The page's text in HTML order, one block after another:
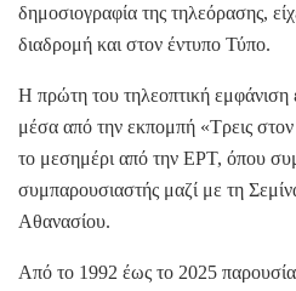
δημοσιογραφία της τηλεόρασης,
διαδρομή και στον έντυπο Τύπο.
Η πρώτη του τηλεοπτική εμφάνιση
μέσα από την εκπομπή «Τρεις
το μεσημέρι από την ΕΡΤ, όπου
συμπαρουσιαστής μαζί με τη
Αθανασίου.
Από το 1992 έως το 2025